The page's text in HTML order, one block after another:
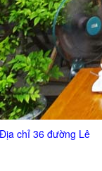
chỉ 36 đường Lê